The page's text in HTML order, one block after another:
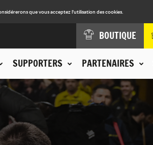
que vous acceptez l'utilisation des cookies.
SUPPORTERS PARTENAIRES
BOUTIQUE